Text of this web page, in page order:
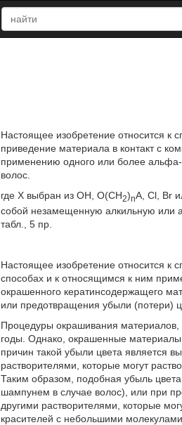
Настоящее изобретение относится
приведение материала в контакт с
применению одного или более
волос.
где X выбран из ОН, O(CH2)nA, Cl, Br
собой незамещенную алкильную или
табл., 5 пр.
Настоящее изобретение относится к
способах и к относящимся к ним
окрашенного кератинсодержащего
или предотвращения убыли (потери)
Процедуры окрашивания материалов,
годы. Однако, окрашенные материалы
причин такой убыли цвета является
растворителями, которые могут
Таким образом, подобная убыль
шампунем в случае волос), или при
другими растворителями, которые
красителей с небольшими